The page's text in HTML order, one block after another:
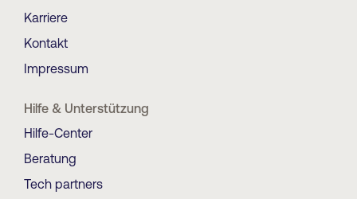
Karriere
Kontakt
Impressum
Hilfe & Unterstützung
Hilfe-Center
Beratung
Tech partners